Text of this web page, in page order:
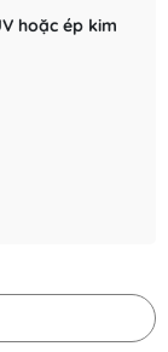
hoặc ép kim